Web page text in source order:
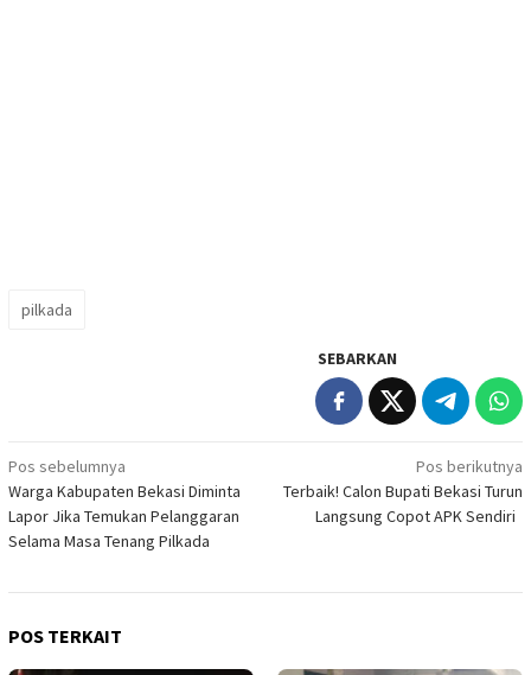
pilkada
SEBARKAN
Navigasi
pos
Pos sebelumnya
Warga Kabupaten Bekasi Diminta
Lapor Jika Temukan Pelanggaran
Selama Masa Tenang Pilkada
Pos berikutnya
Terbaik! Calon Bupati Bekasi Turun
Langsung Copot APK Sendiri
POS TERKAIT